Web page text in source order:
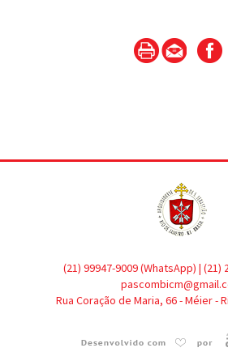
(21) 99947-9009 (WhatsApp) | (21)
Rua Coração de Maria, 66 - Méier -